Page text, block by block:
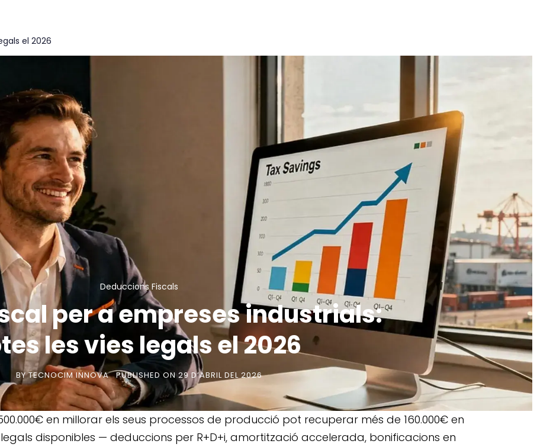
el 2026
Deduccions Fiscals
per a empreses industrials:
les vies legals el 2026
BYTECNOCIM INNOVAPUBLISHED ON 29 D’ABRIL DEL 2026
en millorar els seus processos de producció pot recuperar més de 160.000€ en
disponibles — deduccions per R+D+i, amortització accelerada, bonificacions en